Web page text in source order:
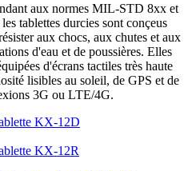
aux normes MIL-STD 8xx et
tablettes durcies sont conçeus
aux chocs, aux chutes et aux
d'eau et de poussières. Elles
d'écrans tactiles très haute
lisibles au soleil, de GPS et de
3G ou LTE/4G.
KX-12D
KX-12R